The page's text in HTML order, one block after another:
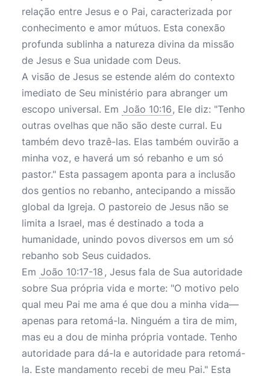
relação entre Jesus e o Pai, caracterizada por
conhecimento e amor mútuos. Esta conexão
profunda sublinha a natureza divina da missão
de Jesus e Sua unidade com Deus.
A visão de Jesus se estende além do contexto
imediato de Seu ministério para abranger um
escopo universal. Em João 10:16, Ele diz: "Tenho
outras ovelhas que não são deste curral. Eu
também devo trazê-las. Elas também ouvirão a
minha voz, e haverá um só rebanho e um só
pastor." Esta passagem aponta para a inclusão
dos gentios no rebanho, antecipando a missão
global da Igreja. O pastoreio de Jesus não se
limita a Israel, mas é destinado a toda a
humanidade, unindo povos diversos em um só
rebanho sob Seus cuidados.
Em João 10:17-18 , Jesus fala de Sua autoridade
sobre Sua própria vida e morte: "O motivo pelo
qual meu Pai me ama é que dou a minha vida—
apenas para retomá-la. Ninguém a tira de mim,
mas eu a dou de minha própria vontade. Tenho
autoridade para dá-la e autoridade para retomá-
la. Este mandamento recebi de meu Pai." Esta